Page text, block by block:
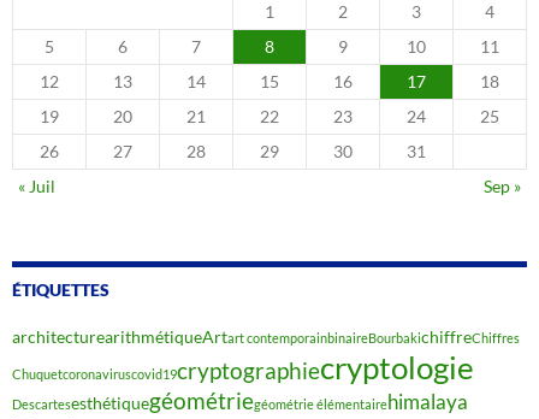
1
2 3
4
5
6 7 8 9 10
11
12
13 14 15 16 17
18
19
20 21 22 23 24
25
26
27 28 29 30
31
« Juil
Sep »
ÉTIQUETTES
architecturearithmétiqueArtart contemporainbinaireBourbakichiffreChiffres
Chuquetcoronaviruscovid19cryptographiecryptologie
Descartesesthétiquegéométriegéométrie élémentairehimalaya